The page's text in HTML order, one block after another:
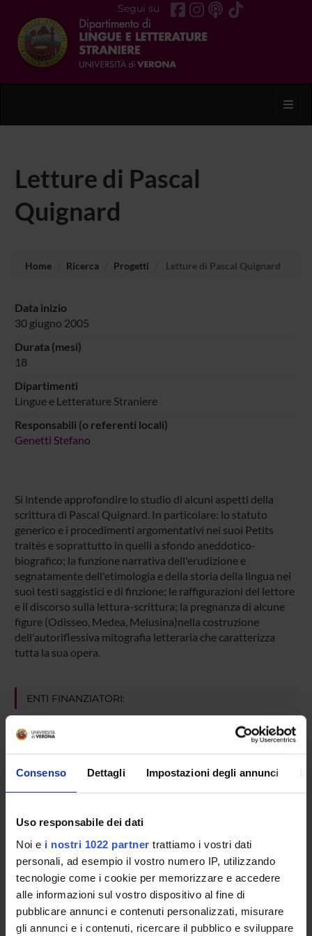
Consenso Dettagli Impostazioni degli annunci
Uso responsabile dei dati
Noi e i nostri 1022 partner trattiamo i vostri dati
personali, ad esempio il vostro numero IP, utilizzando
tecnologie come i cookie per memorizzare e accedere
alle informazioni sul vostro dispositivo al fine di
pubblicare annunci e contenuti personalizzati, misurare
gli annunci e i contenuti, ricercare il pubblico e sviluppare
Segui su
Letture di Pascal
Quignard
Home Ricerca Progetti Letture di Pascal Quignard
Data inizio
30 giugno 2005
Durata (mesi)
18
Dipartimenti
Lingue e Letterature Straniere
Responsabili (o referenti locali)
Genetti Stefano
Si intende approfondire lo studio di alcuni aspetti della
scrittura di Pascal Quignard. In particolare: lo statuto
generico e i procedimenti argomentativi nei suoi Petits
traités e soprattutto in quelli a sfondo aneddotico-
biografico; la funzione narrativa dell'erudizione e
segnatamente dell'etimologia e della storia della lingua nei
suoi testi saggistici e di finzione; le raffigurazioni del lettore
e il discorso sulla lettura-scrittura; la pregnanza di alcune
figure (Odisseo, Medea, Melusina)nella costruzione
dell'autoriflessiva mitografia letteraria che caratterizza
tutta la sua opera.
ENTI FINANZIATORI:
Finanziamento: assegnato e gestito dal Dipartimento
Professore associato
AREE DI RICERCA COINVOLTE DAL PROGETTO
Letteratura francese e letterature francofone
French literature